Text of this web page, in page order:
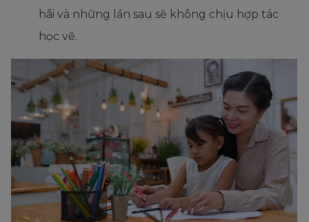
hãi và những lần sau sẽ không chịu hợp tác
học vẽ.